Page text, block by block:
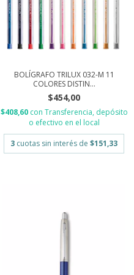
BOLÍGRAFO TRILUX 032-M 11
COLORES DISTIN...
$454,00
$408,60 con Transferencia, depósito
o efectivo en el local
3 cuotas sin interés de $151,33